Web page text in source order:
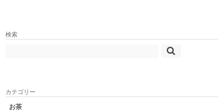
検索
カテゴリー
お茶